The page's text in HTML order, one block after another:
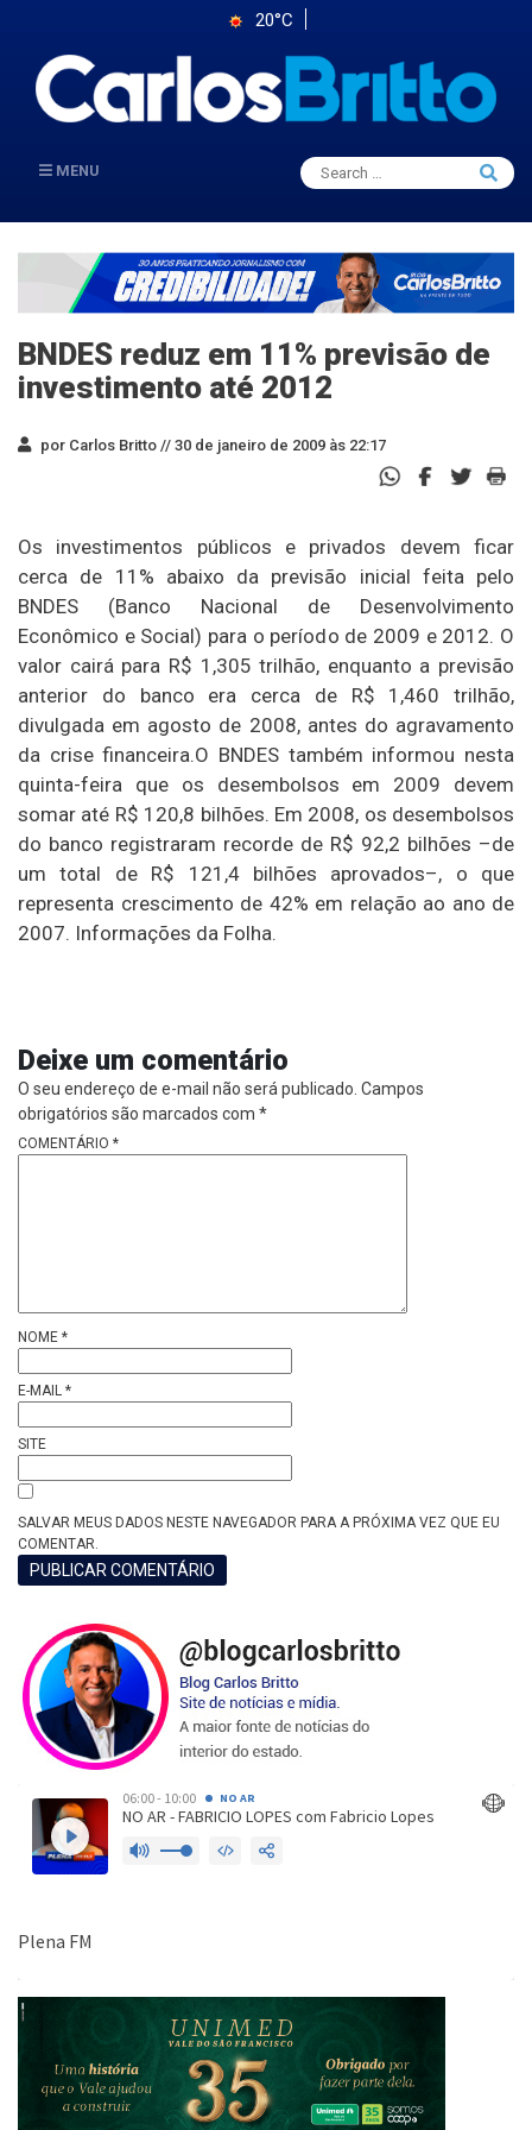
20°C
MENU
Search
for:
Search
BNDES reduz em 11% previsão de
investimento até 2012
por Carlos Britto // 30 de janeiro de 2009 às 22:17
Os investimentos públicos e privados devem ficar
cerca de 11% abaixo da previsão inicial feita pelo
BNDES (Banco Nacional de Desenvolvimento
Econômico e Social) para o período de 2009 e 2012. O
valor cairá para R$ 1,305 trilhão, enquanto a previsão
anterior do banco era cerca de R$ 1,460 trilhão,
divulgada em agosto de 2008, antes do agravamento
da crise financeira.O BNDES também informou nesta
quinta-feira que os desembolsos em 2009 devem
somar até R$ 120,8 bilhões. Em 2008, os desembolsos
do banco registraram recorde de R$ 92,2 bilhões –de
um total de R$ 121,4 bilhões aprovados–, o que
representa crescimento de 42% em relação ao ano de
2007. Informações da Folha.
Deixe um comentário
O seu endereço de e-mail não será publicado. Campos
obrigatórios são marcados com *
COMENTÁRIO *
NOME *
E-MAIL *
SITE
SALVAR MEUS DADOS NESTE NAVEGADOR PARA A PRÓXIMA VEZ QUE EU
COMENTAR.